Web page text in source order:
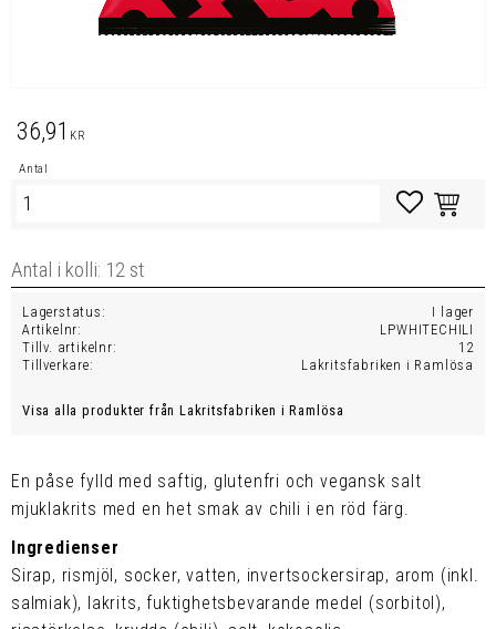
36,91 KR
Antal
Lagerstatus
I lager
Artikelnr
LPWHITECHILI
Tillv. artikelnr
12
Tillverkare
Lakritsfabriken i Ramlösa
Visa alla produkter från Lakritsfabriken i Ramlösa
En påse fylld med saftig, glutenfri och vegansk salt
mjuklakrits med en het smak av chili i en röd färg.
Ingredienser
Sirap, rismjöl, socker, vatten, invertsockersirap, arom (inkl.
salmiak), lakrits, fuktighetsbevarande medel (sorbitol),